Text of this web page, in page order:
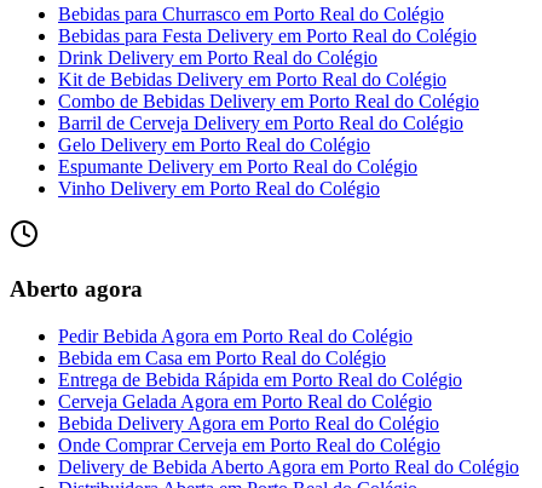
Bebidas para Churrasco em Porto Real do Colégio
Bebidas para Festa Delivery em Porto Real do Colégio
Drink Delivery em Porto Real do Colégio
Kit de Bebidas Delivery em Porto Real do Colégio
Combo de Bebidas Delivery em Porto Real do Colégio
Barril de Cerveja Delivery em Porto Real do Colégio
Gelo Delivery em Porto Real do Colégio
Espumante Delivery em Porto Real do Colégio
Vinho Delivery em Porto Real do Colégio
Aberto agora
Pedir Bebida Agora em Porto Real do Colégio
Bebida em Casa em Porto Real do Colégio
Entrega de Bebida Rápida em Porto Real do Colégio
Cerveja Gelada Agora em Porto Real do Colégio
Bebida Delivery Agora em Porto Real do Colégio
Onde Comprar Cerveja em Porto Real do Colégio
Delivery de Bebida Aberto Agora em Porto Real do Colégio